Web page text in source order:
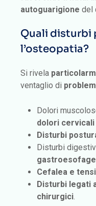
autoguarigione del
Quali disturbi
l’osteopatia?
Si rivela
ventaglio di
Dolori
dolori
Disturbi
Disturbi
Cefalea e
Disturbi legati
chirurgici.